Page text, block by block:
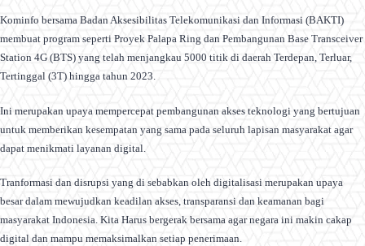
Kominfo bersama Badan Aksesibilitas Telekomunikasi dan Informasi (BAKTI)
membuat program seperti Proyek Palapa Ring dan Pembangunan Base Transceiver
Station 4G (BTS) yang telah menjangkau 5000 titik di daerah Terdepan, Terluar,
Tertinggal (3T) hingga tahun 2023.
Ini merupakan upaya mempercepat pembangunan akses teknologi yang bertujuan
untuk memberikan kesempatan yang sama pada seluruh lapisan masyarakat agar
dapat menikmati layanan digital.
Tranformasi dan disrupsi yang di sebabkan oleh digitalisasi merupakan upaya
besar dalam mewujudkan keadilan akses, transparansi dan keamanan bagi
masyarakat Indonesia. Kita Harus bergerak bersama agar negara ini makin cakap
digital dan mampu memaksimalkan setiap penerimaan.